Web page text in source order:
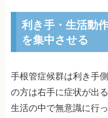
利き手・生活動
を集中させる
手根管症候群は利き手
の方は右手に症状が出
生活の中で無意識に行